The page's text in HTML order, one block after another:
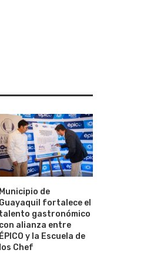
Municipio de
Guayaquil fortalece el
talento gastronómico
con alianza entre
ÉPICO y la Escuela de
los Chef